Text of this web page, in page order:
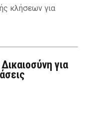
κλήσεων για
για